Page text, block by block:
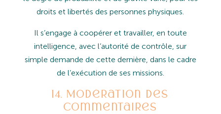
droits et libertés des personnes physiques.
Il s’engage à coopérer et travailler, en toute
intelligence, avec l’autorité de contrôle, sur
simple demande de cette dernière, dans le cadre
de l’exécution de ses missions.
14. Modération des
commentaires